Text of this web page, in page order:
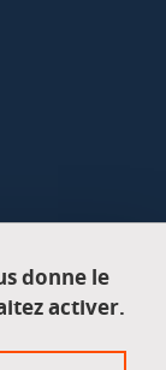
donne le
activer.